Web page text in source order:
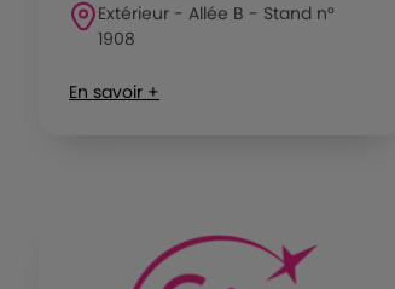
Extérieur - Allée B - Stand n°
1908
En savoir +